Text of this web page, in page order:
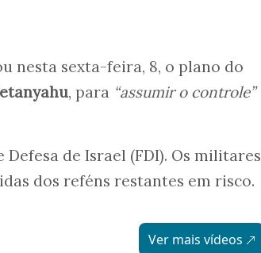
nesta sexta-feira, 8, o plano do
, para “assumir o controle”
de Israel (FDI). Os militares
dos reféns restantes em risco.
Ver mais vídeos